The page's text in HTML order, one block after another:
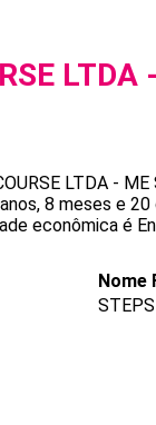
LTDA
LTDA - ME
8 meses e
econômica é
Nome